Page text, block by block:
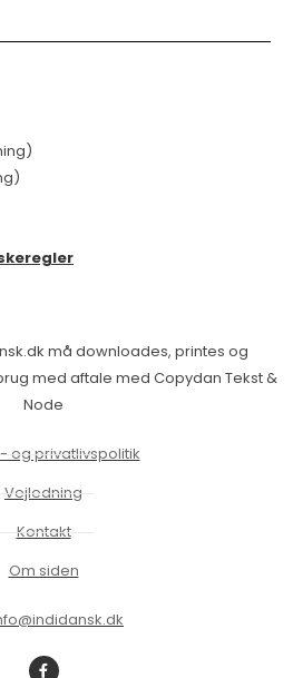
må downloades, printes og
med aftale med Copydan Tekst &
Node
og privatlivspolitik
Vejledning
Kontakt
Om siden